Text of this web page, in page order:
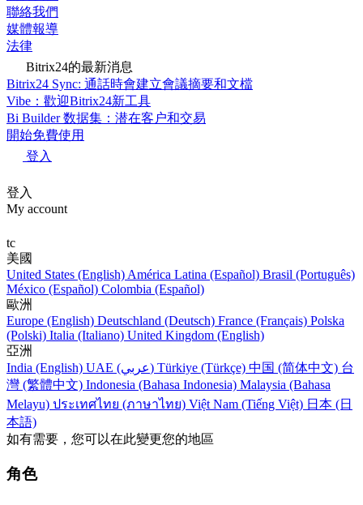
聯絡我們
媒體報導
法律
Bitrix24的最新消息
Bitrix24 Sync: 通話時會建立會議摘要和文檔
Vibe：歡迎Bitrix24新工具
Bi Builder 数据集：潜在客户和交易
開始免費使用
登入
登入
My account
tc
美國
United States (English) América Latina (Español) Brasil (Português)
México (Español) Colombia (Español)
歐洲
Europe (English) Deutschland (Deutsch) France (Français) Polska
(Polski) Italia (Italiano) United Kingdom (English)
亞洲
India (English)
UAE (عربي) Türkiye (Türkçe) 中国 (简体中文) 台
灣 (繁體中文) Indonesia (Bahasa Indonesia) Malaysia (Bahasa
Melayu) ประเทศไทย (ภาษาไทย) Việt Nam (Tiếng Việt) 日本 (日
本語)
如有需要，您可以在此變更您的地區
角色